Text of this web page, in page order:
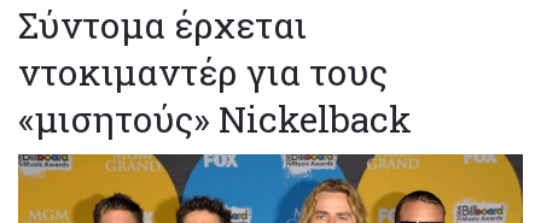
Σύντομα έρχεται
ντοκιμαντέρ για τους
«μισητούς» Nickelback